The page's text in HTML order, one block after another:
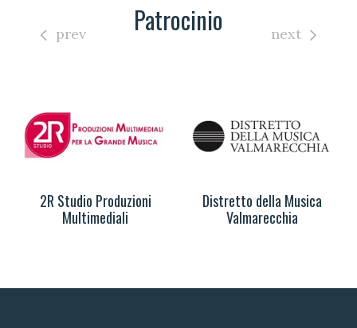
Patrocinio
2R Studio Produzioni
Multimediali
Distretto della Musica
Valmarecchia
prev next